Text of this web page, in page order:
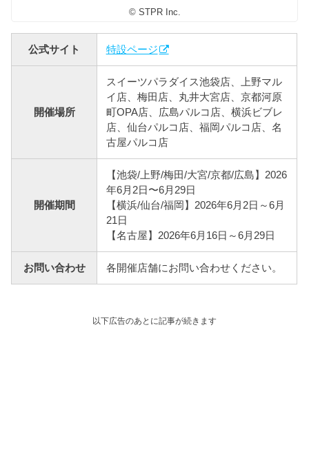
© STPR Inc.
公式サイト 特設ページ
開催場所
スイーツパラダイス池袋店、上野マル
イ店、梅田店、丸井大宮店、京都河原
町OPA店、広島パルコ店、横浜ビブレ
店、仙台パルコ店、福岡パルコ店、名
古屋パルコ店
開催期間
【池袋/上野/梅田/大宮/京都/広島】2026
年6月2日〜6月29日
【横浜/仙台/福岡】2026年6月2日～6月
21日
【名古屋】2026年6月16日～6月29日
お問い合わせ 各開催店舗にお問い合わせください。
以下広告のあとに記事が続きます